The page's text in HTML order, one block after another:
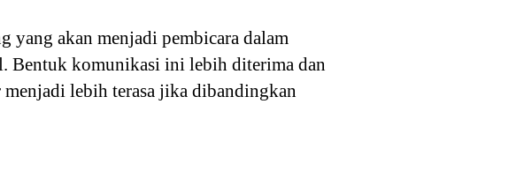
yang akan menjadi pembicara dalam
Bentuk komunikasi ini lebih diterima dan
lebih terasa jika dibandingkan